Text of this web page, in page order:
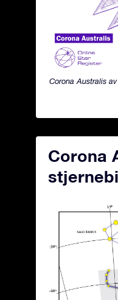
Corona Australis
Corona